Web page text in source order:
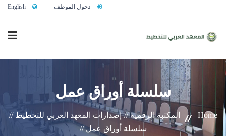
دخول الموظف English
الرئيسية
من نحن
سلسلة أوراق عمل
Home المكتبة الرقمية // إصدارات المعهد العربي للتخطيط //
سلسلة أوراق عمل //